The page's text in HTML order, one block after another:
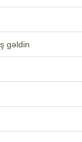
gəldin